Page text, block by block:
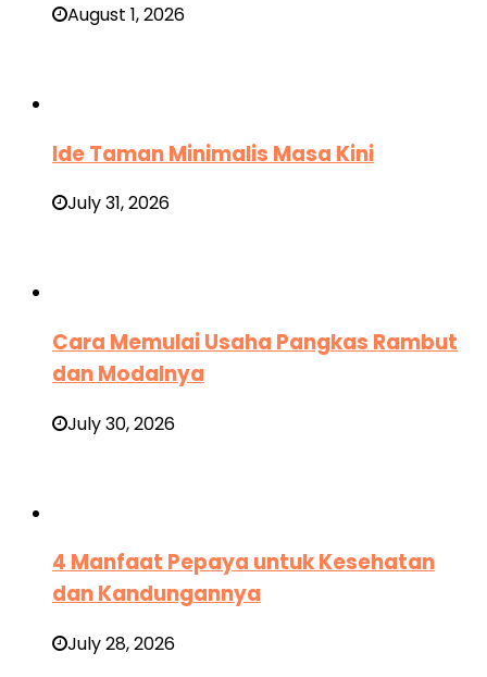
August 1, 2026
Ide Taman Minimalis Masa Kini
July 31, 2026
Cara Memulai Usaha Pangkas Rambut
dan Modalnya
July 30, 2026
4 Manfaat Pepaya untuk Kesehatan
dan Kandungannya
July 28, 2026